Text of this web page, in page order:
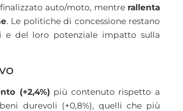
auto/moto, mentre rallenta
. Le politiche di concessione restano
e del loro potenziale impatto sulla
(+2,4%) più contenuto rispetto a
durevoli (+0,8%), quelli che più